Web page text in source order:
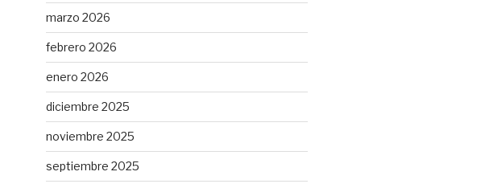
marzo 2026
febrero 2026
enero 2026
diciembre 2025
noviembre 2025
septiembre 2025